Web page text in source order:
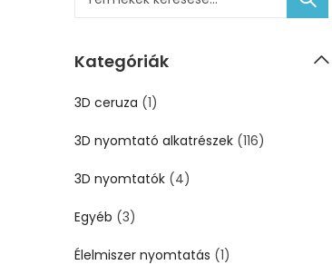
Kategóriák
3D ceruza (1)
3D nyomtató alkatrészek (116)
3D nyomtatók (4)
Egyéb (3)
Élelmiszer nyomtatás (1)